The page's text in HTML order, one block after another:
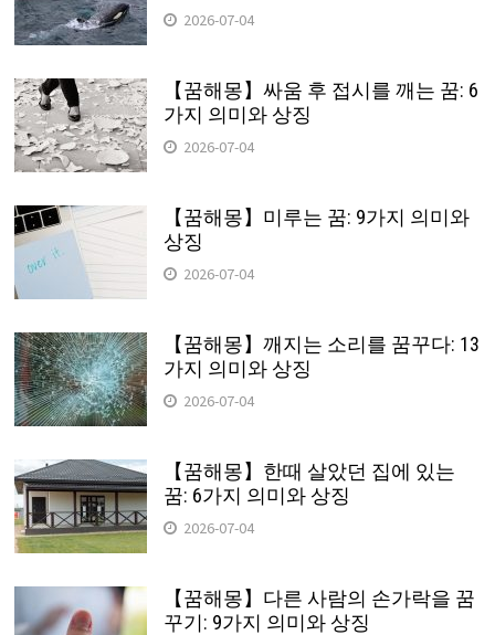
2026-07-04
【꿈해몽】싸움 후 접시를 깨는 꿈: 6
가지 의미와 상징
2026-07-04
【꿈해몽】미루는 꿈: 9가지 의미와
상징
2026-07-04
【꿈해몽】깨지는 소리를 꿈꾸다: 13
가지 의미와 상징
2026-07-04
【꿈해몽】한때 살았던 집에 있는
꿈: 6가지 의미와 상징
2026-07-04
【꿈해몽】다른 사람의 손가락을 꿈
꾸기: 9가지 의미와 상징